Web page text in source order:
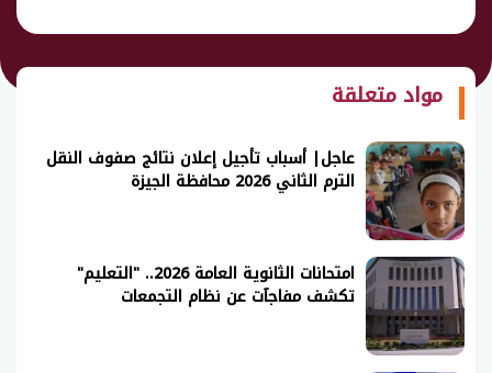
مواد متعلقة
عاجل| أسباب تأجيل إعلان نتائج صفوف النقل
الترم الثاني 2026 محافظة الجيزة
امتحانات الثانوية العامة 2026.. "التعليم"
تكشف مفاجآت عن نظام التجمعات